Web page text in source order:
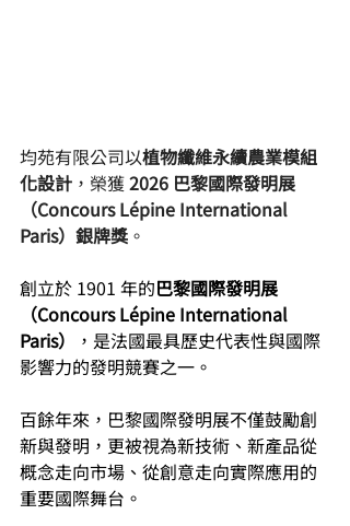
均苑有限公司以植物纖維永續農業模組
化設計 ，榮獲 2026 巴黎國際發明展
（Concours Lépine International
Paris）銀牌獎 。
創立於 1901 年的巴黎國際發明展
（Concours Lépine International
Paris）
，是法國最具歷史代表性與國際
影響力的發明競賽之一。
百餘年來，巴黎國際發明展不僅鼓勵創
新與發明，更被視為新技術、新產品從
概念走向市場、從創意走向實際應用的
重要國際舞台。